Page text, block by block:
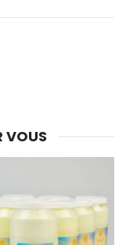
VOUS